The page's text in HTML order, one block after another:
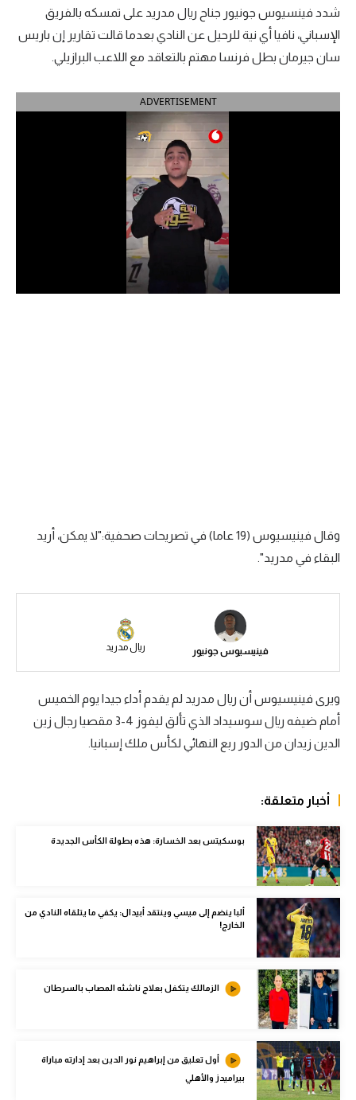
الدوري الإسباني
الدوري الإيطالي
الدوري السعودي للمحترفين
سعودي في الجول
الدوري الإنجليزي
رياضات أخرى
أمم إفريقيا
كرة طائرة
الوطن العربي
في المونديال
رياضة نسائية
آسيا
أمريكا
ركن الألعاب
شدد فينسيوس جونيور جناح ريال مدريد على تمسكه بالفريق
الإسباني، نافيا أي نية للرحيل عن النادي بعدما قالت تقارير إن باريس
سان جيرمان بطل فرنسا مهتم بالتعاقد مع اللاعب البرازيلي.
ADVERTISEMENT
وقال فينيسيوس (19 عاما) في تصريحات صحفية:"لا يمكن، أريد
البقاء في مدريد".
فينيسيوس جونيور ريال مدريد
ويرى فينيسيوس أن ريال مدريد لم يقدم أداء جيدا يوم الخميس
أمام ضيفه ريال سوسيداد الذي تألق ليفوز 4-3 مقصيا رجال زين
الدين زيدان من الدور ربع النهائي لكأس ملك إسبانيا.
أخبار متعلقة:
بوسكيتس بعد الخسارة: هذه بطولة الكأس الجديدة
ألبا ينضم إلى ميسي وينتقد أبيدال: يكفي ما يتلقاه النادي من
الخارج!
الزمالك يتكفل بعلاج ناشئه المصاب بالسرطان
أول تعليق من إبراهيم نور الدين بعد إدارته مباراة
بيراميدز والأهلي